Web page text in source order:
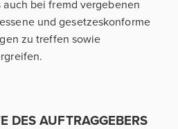
bei fremd vergebenen
und gesetzeskonforme
zu treffen sowie
DES AUFTRAGGEBERS